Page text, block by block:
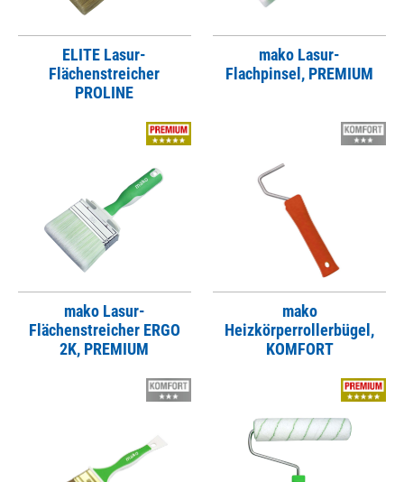
ELITE Lasur-
Flächenstreicher
PROLINE
mako Lasur-
Flachpinsel, PREMIUM
mako Lasur-
Flächenstreicher ERGO
2K, PREMIUM
mako
Heizkörperrollerbügel,
KOMFORT